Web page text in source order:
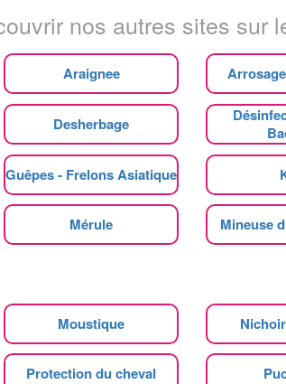
nos autres sites sur
Araignee
Desherbage
Guêpes - Frelons Asiatique
Mérule Mineuse
Moustique
Protection du cheval